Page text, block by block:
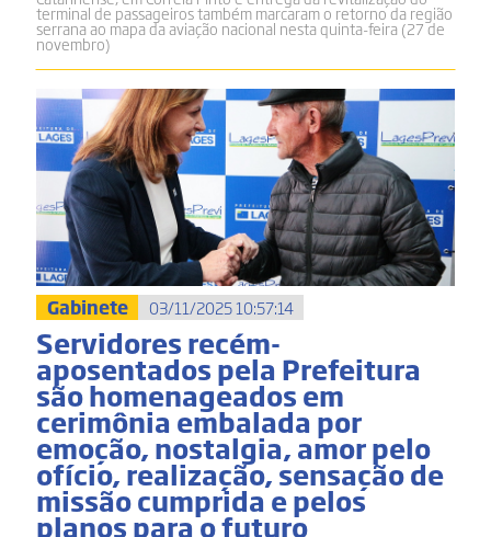
terminal de passageiros também marcaram o retorno da região
serrana ao mapa da aviação nacional nesta quinta-feira (27 de
novembro)
Gabinete 03/11/2025 10:57:14
Servidores recém-
aposentados pela Prefeitura
são homenageados em
cerimônia embalada por
emoção, nostalgia, amor pelo
ofício, realização, sensação de
missão cumprida e pelos
planos para o futuro